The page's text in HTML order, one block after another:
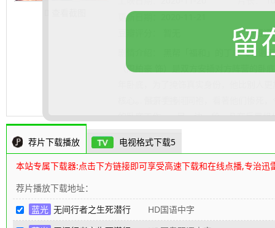
更新日期：
豆瓣短评
黑帮「福和」的丁卓飞（谢
（周柏豪 饰）是双方安插对方阵营的卧
的总督察。事业爱情皆美满的段一凡，
察。他处心积虑想摆脱宋先生（陈启泰
一次「福和」及「东利」的毒品交易，
亡的对峙局面……80s高清电影下载网编
荐片下载播放 电视格式下载5
本站专属下载器:点击下方链接即可享受高速下载和在线点播,专治迅
荐片播放下载地址：
蓝光 无间行者之生死潜行 HD国语中字
留